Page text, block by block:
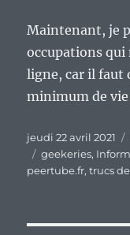
Maintenant, je
occupations qui
ligne, car il faut
minimum de
Publié
le
jeudi 22 avril 2021
Étiquettes
geekeries,
peertube.fr,trucs